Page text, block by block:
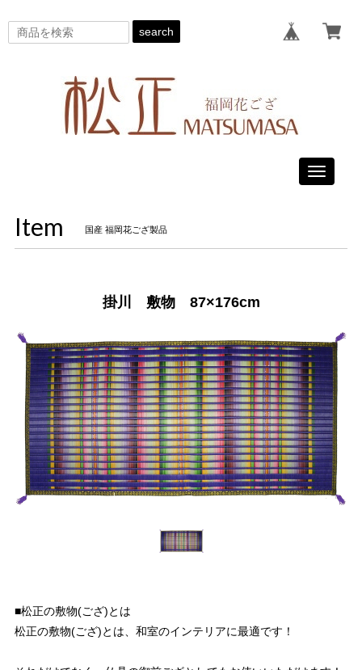
search
Toggle
Item 国産 福岡花ござ製品
掛川 敷物 87×176cm
■松正の敷物(ござ)とは
松正の敷物(ござ)とは、和室のインテリアに最適です！